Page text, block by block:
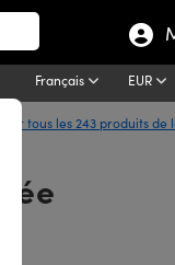
Français EUR
tous les 243 produits de